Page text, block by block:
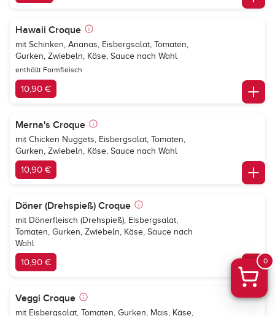
Hawaii Croque
mit Schinken, Ananas, Eisbergsalat, Tomaten,
Gurken, Zwiebeln, Käse, Sauce nach Wahl
enthällt Formfleisch
10,90 €
Merna's Croque
mit Chicken Nuggets, Eisbergsalat, Tomaten,
Gurken, Zwiebeln, Käse, Sauce nach Wahl
10,90 €
Döner (Drehspieß) Croque
mit Dönerfleisch (Drehspieß), Eisbergsalat,
Tomaten, Gurken, Zwiebeln, Käse, Sauce nach
Wahl
10,90 €
Veggi Croque
mit Eisbergsalat, Tomaten, Gurken, Mais, Käse,
0